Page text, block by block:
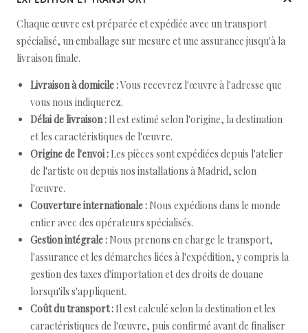
Chaque œuvre est préparée et expédiée avec un transport
spécialisé, un emballage sur mesure et une assurance jusqu'à la
livraison finale.
Livraison à domicile :Vous recevrez l'œuvre à l'adresse que
vous nous indiquerez.
Délai de livraison : Il est estimé selon l'origine, la destination
et les caractéristiques de l'œuvre.
Origine de l'envoi : Les pièces sont expédiées depuis l'atelier
de l'artiste ou depuis nos installations à Madrid, selon
l'œuvre.
Couverture internationale : Nous expédions dans le monde
entier avec des opérateurs spécialisés.
Gestion intégrale : Nous prenons en charge le transport,
l'assurance et les démarches liées à l'expédition, y compris la
gestion des taxes d'importation et des droits de douane
lorsqu'ils s'appliquent.
Coût du transport : Il est calculé selon la destination et les
caractéristiques de l'œuvre, puis confirmé avant de finaliser